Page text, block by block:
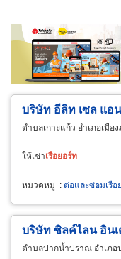
ขายส่ง ขาย
ผู้ส่งออก/นำเข้า
บริษัท อีลิท เซล แอ
ตำบลเกาะแก้ว อำเภอเมือ
ให้เช่าเรือยอร์ท
หมวดหมู่ :ต่อและซ่อมเรือ
บริษัท ซิลค์ไลน อิน
ตำบลปากน้ำปราณ อำเภ